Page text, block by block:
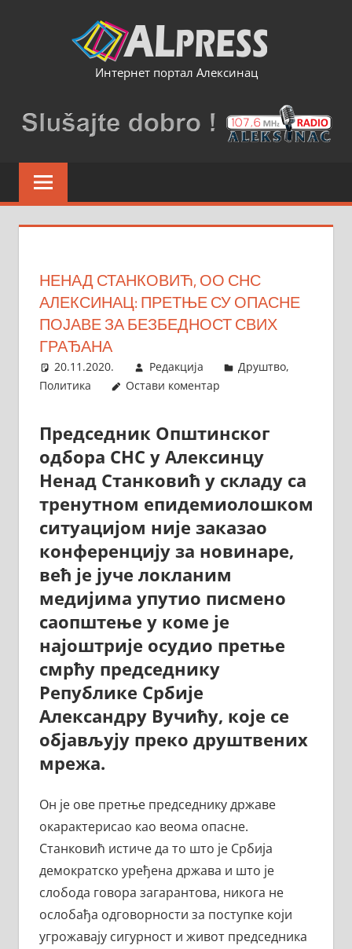
Интернет портал Алексинац
НЕНАД СТАНКОВИЋ, ОО СНС
АЛЕКСИНАЦ: ПРЕТЊЕ СУ ОПАСНЕ
ПОЈАВЕ ЗА БЕЗБЕДНОСТ СВИХ
ГРАЂАНА
20.11.2020. Редакција Друштво,
Политика
Остави коментар
Председник Општинског
одбора СНС у Алексинцу
Ненад Станковић у складу са
тренутном епидемиолошком
ситуацијом није заказао
конференцију за новинаре,
већ је јуче локланим
медијима упутио писмено
саопштење у коме је
најоштрије осудио претње
смрћу председнику
Републике Србије
Александру Вучићу, које се
објављују преко друштвених
мрежа.
Он је ове претње председнику државе
окарактерисао као веома опасне.
Станковић истиче да то што је Србија
демократско уређена држава и што је
слобода говора загарантова, никога не
ослобађа одговорности за поступке који
угрожавају сигурност и живот председника